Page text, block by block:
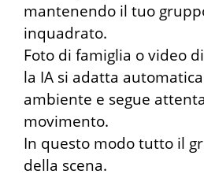
mantenendo il tuo
inquadrato.
Foto di famiglia o video
la IA si adatta
ambiente e segue
movimento.
In questo modo tutto il
della scena.